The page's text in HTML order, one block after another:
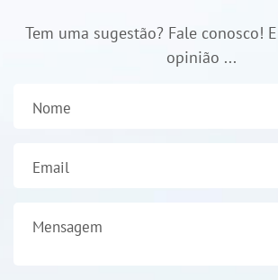
Tem uma sugestão? Fale conosco!
opinião ...
Nome
Email
Mensagem